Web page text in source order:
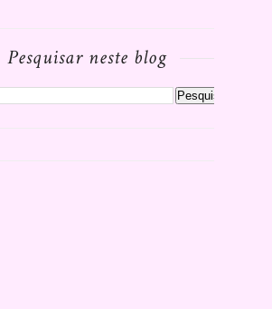
Pesquisar neste blog